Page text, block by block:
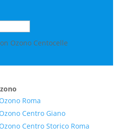
Roma
Centro Giano
Centro Storico Roma